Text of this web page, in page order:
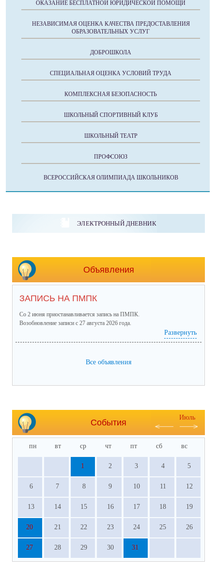
ОКАЗАНИЕ БЕСПЛАТНОЙ ЮРИДИЧЕСКОЙ ПОМОЩИ
НЕЗАВИСИМАЯ ОЦЕНКА КАЧЕСТВА ПРЕДОСТАВЛЕНИЯ
ОБРАЗОВАТЕЛЬНЫХ УСЛУГ
ДОБРОШКОЛА
СПЕЦИАЛЬНАЯ ОЦЕНКА УСЛОВИЙ ТРУДА
КОМПЛЕКСНАЯ БЕЗОПАСНОСТЬ
ШКОЛЬНЫЙ СПОРТИВНЫЙ КЛУБ
ШКОЛЬНЫЙ ТЕАТР
ПРОФСОЮЗ
ВСЕРОССИЙСКАЯ ОЛИМПИАДА ШКОЛЬНИКОВ
ЭЛЕКТРОННЫЙ ДНЕВНИК
Объявления
ЗАПИСЬ НА ПМПК
Со 2 июня приостанавливается запись на ПМПК.
Возобновление записи с 27 августа 2026 года.
Развернуть
Все объявления
События
Июль
пн вт ср чт пт сб вс
1 2 3 4 5
6 7 8 9 10 11 12
13 14 15 16 17 18 19
20 21 22 23 24 25 26
27 28 29 30 31